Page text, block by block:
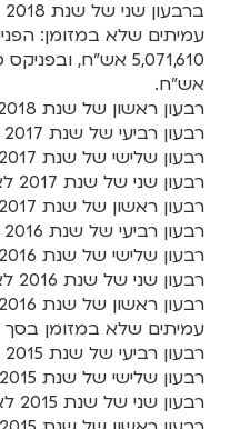
עמיתים שלא במזומן:
אש"ח.
רבעון ראשון של שנת 2018 לא היו העברות כאמור.
רבעון רביעי של שנת 2017 לא היו העברות כאמור.
רבעון שלישי של שנת 2017 לא היו העברות כאמור.​
רבעון שני של שנת 2017 לא היו העברות כאמור.​
רבעון ראשון של שנת 2017 לא היו העברות כאמור.
רבעון רביעי של שנת 2016 לא היו העברות כאמור.​
רבעון שלישי של שנת 2016 לא היו העברות כאמור.
רבעון שני של שנת 2016 לא היו העברות כאמור.​
עמיתים שלא במזומן בסך 686,543,596 ש"ח.​
רבעון רביעי של שנת 2015 לא היו העברות כאמור.​
רבעון שלישי של שנת 2015 לא היו העברות כאמור.​
רבעון שני של שנת 2015 לא היו העברות כאמור.